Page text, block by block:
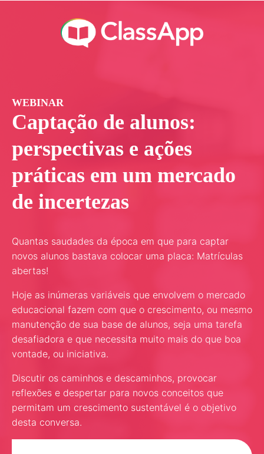
WEBINAR
Captação de alunos:
perspectivas e ações
práticas em um mercado
de incertezas
Quantas saudades da época em que para captar
novos alunos bastava colocar uma placa: Matrículas
abertas!
Hoje as inúmeras variáveis que envolvem o mercado
educacional fazem com que o crescimento, ou mesmo
manutenção de sua base de alunos, seja uma tarefa
desafiadora e que necessita muito mais do que boa
vontade, ou iniciativa.
Discutir os caminhos e descaminhos, provocar
reflexões e despertar para novos conceitos que
permitam um crescimento sustentável é o objetivo
desta conversa.